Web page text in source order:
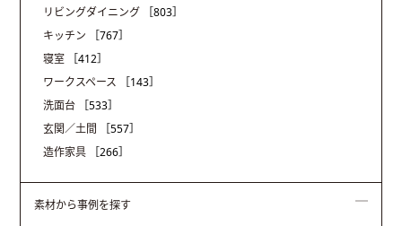
リビングダイニング
［803］
キッチン
［767］
寝室
［412］
ワークスペース
［143］
洗面台
［533］
玄関／土間
［557］
造作家具
［266］
素材から事例を探す